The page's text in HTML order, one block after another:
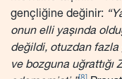
gençliğine değinir:
onun elli yaşında
değildi, otuzdan
ve bozguna